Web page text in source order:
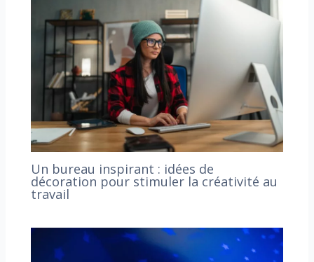
Un bureau inspirant : idées de
décoration pour stimuler la créativité au
travail